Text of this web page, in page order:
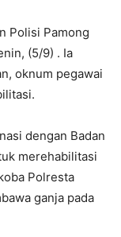
Polisi Pamong
(5/9) . Ia
oknum pegawai
dengan Badan
merehabilitasi
Polresta
ganja pada